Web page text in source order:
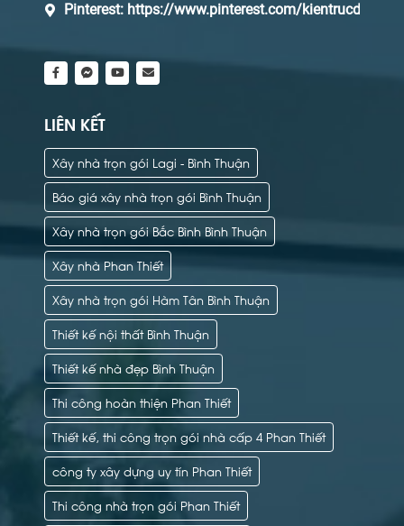
Pinterest: https://www.pinterest.com/kientrucdaq/
LIÊN KẾT
Xây nhà trọn gói Lagi - Bình Thuận
Báo giá xây nhà trọn gói Bình Thuận
Xây nhà trọn gói Bắc Bình Bình Thuận
Xây nhà Phan Thiết
Xây nhà trọn gói Hàm Tân Bình Thuận
Thiết kế nội thất Bình Thuận
Thiết kế nhà đẹp Bình Thuận
Thi công hoàn thiện Phan Thiết
Thiết kế, thi công trọn gói nhà cấp 4 Phan Thiết
công ty xây dựng uy tín Phan Thiết
Thi công nhà trọn gói Phan Thiết